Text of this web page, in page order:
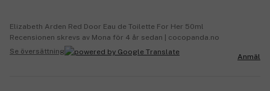
Elizabeth Arden Red Door Eau de Toilette For Her 50ml
Recensionen skrevs av Mona för 4 år sedan | cocopanda.no
Se översättning
Anmäl